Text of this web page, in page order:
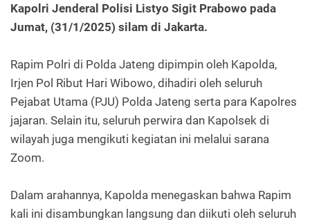
Kapolri Jenderal Polisi Listyo Sigit Prabowo pada
Jumat, (31/1/2025) silam di Jakarta.
Rapim Polri di Polda Jateng dipimpin oleh Kapolda,
Irjen Pol Ribut Hari Wibowo, dihadiri oleh seluruh
Pejabat Utama (PJU) Polda Jateng serta para Kapolres
jajaran. Selain itu, seluruh perwira dan Kapolsek di
wilayah juga mengikuti kegiatan ini melalui sarana
Zoom.
Dalam arahannya, Kapolda menegaskan bahwa Rapim
kali ini disambungkan langsung dan diikuti oleh seluruh